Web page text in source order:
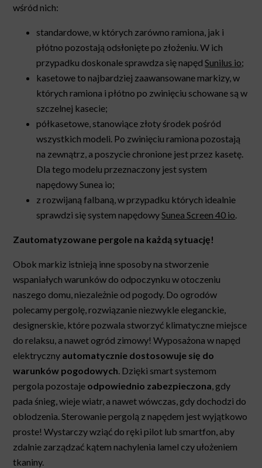
wśród nich:
standardowe, w których zarówno ramiona, jak i
płótno pozostają odsłonięte po złożeniu. W ich
przypadku doskonale sprawdza się napęd Sunilus io;
kasetowe to najbardziej zaawansowane markizy, w
których ramiona i płótno po zwinięciu schowane są w
szczelnej kasecie;
półkasetowe, stanowiące złoty środek pośród
wszystkich modeli. Po zwinięciu ramiona pozostają
na zewnątrz, a poszycie chronione jest przez kasetę.
Dla tego modelu przeznaczony jest system
napędowy Sunea io;
z rozwijaną falbaną, w przypadku których idealnie
sprawdzi się system napędowy Sunea Screen 40 io
Zautomatyzowane pergole na każdą sytuację!
Obok markiz istnieją inne sposoby na stworzenie
wspaniałych warunków do odpoczynku w otoczeniu
naszego domu, niezależnie od pogody. Do ogrodów
polecamy pergolę, rozwiązanie niezwykle eleganckie,
designerskie, które pozwala stworzyć klimatyczne miejsce
do relaksu, a nawet ogród zimowy! Wyposażona w napęd
elektryczny automatycznie dostosowuje się do
warunków pogodowych . Dzięki smart systemom
pergola pozostaje odpowiednio zabezpieczona , gdy
pada śnieg, wieje wiatr, a nawet wówczas, gdy dochodzi do
oblodzenia. Sterowanie pergolą z napędem jest wyjątkowo
proste! Wystarczy wziąć do ręki pilot lub smartfon, aby
zdalnie zarządzać kątem nachylenia lamel czy ułożeniem
tkaniny.